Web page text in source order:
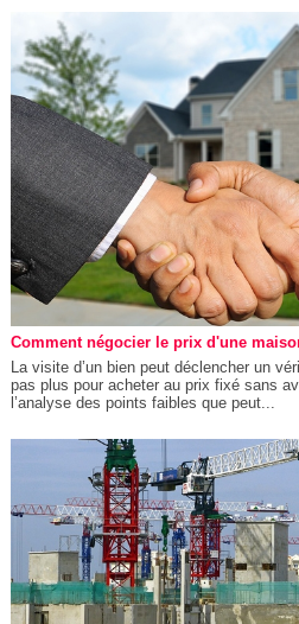
Comment négocier le prix d'une
La visite d’un bien peut déclencher un
pas plus pour acheter au prix fixé sans
l’analyse des points faibles que peut...